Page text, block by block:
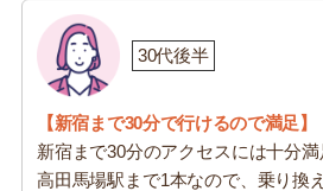
30代後半
【新宿まで30分で行けるので満足】
新宿まで30分のアクセスには十分
高田馬場駅まで1本なので、乗り換